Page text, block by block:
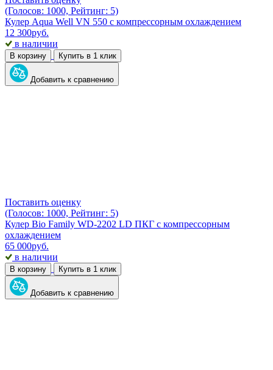
(Голосов: 1000, Рейтинг: 5)
Кулер Aqua Well VN 550 с компрессорным охлаждением
12 300руб.
в наличии
В корзину Купить в 1 клик
Добавить к сравнению
Поставить оценку
(Голосов: 1000, Рейтинг: 5)
Кулер Bio Family WD-2202 LD ПКГ с компрессорным
охлаждением
65 000руб.
в наличии
В корзину Купить в 1 клик
Добавить к сравнению